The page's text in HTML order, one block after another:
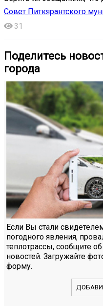
Совет Питкярантского
31
Поделитесь
города
Если Вы стали
погодного явления,
теплотрассы, сообщите
новостей. Загружайте
форму.